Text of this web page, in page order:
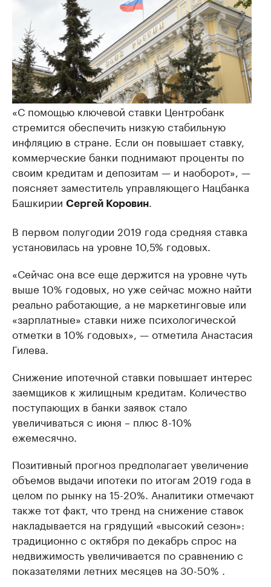
«С помощью ключевой ставки Центробанк
стремится обеспечить низкую стабильную
инфляцию в стране. Если он повышает ставку,
коммерческие банки поднимают проценты по
своим кредитам и депозитам — и наоборот», —
поясняет заместитель управляющего Нацбанка
Башкирии Сергей Коровин
В первом полугодии 2019 года средняя ставка
установилась на уровне 10,5% годовых.
«Сейчас она все еще держится на уровне чуть
выше 10% годовых, но уже сейчас можно найти
реально работающие, а не маркетинговые или
«зарплатные» ставки ниже психологической
отметки в 10% годовых», — отметила Анастасия
Гилева.
Снижение ипотечной ставки повышает интерес
заемщиков к жилищным кредитам. Количество
поступающих в банки заявок стало
увеличиваться с июня – плюс 8-10%
ежемесячно.
Позитивный прогноз предполагает увеличение
объемов выдачи ипотеки по итогам 2019 года в
целом по рынку на 15-20%. Аналитики отмечают
также тот факт, что тренд на снижение ставок
накладывается на грядущий «высокий сезон»:
традиционно с октября по декабрь спрос на
недвижимость увеличивается по сравнению с
показателями летних месяцев на 30-50% .